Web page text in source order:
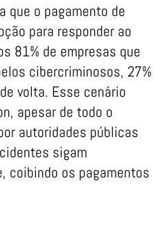
que o pagamento de
para responder ao
81% de empresas que
cibercriminosos, 27%
volta. Esse cenário
apesar de todo o
autoridades públicas
sigam
coibindo os pagamentos